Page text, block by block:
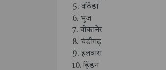
5. बठिंडा
6. भुज
7. बीकानेर
8. चंडीगढ़
9. हलवारा
10. हिंडन